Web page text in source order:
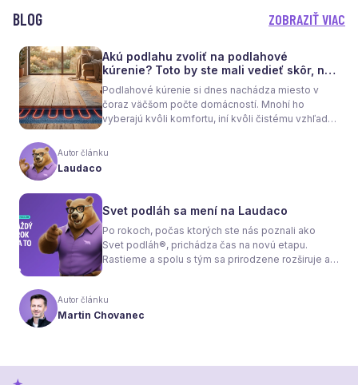
BLOG ZOBRAZIŤ VIAC
Akú podlahu zvoliť na podlahové
kúrenie? Toto by ste mali vedieť skôr, než
sa rozhodnete
Podlahové kúrenie si dnes nachádza miesto v
čoraz väčšom počte domácností. Mnohí ho
vyberajú kvôli komfortu, iní kvôli čistému vzhľadu
nielen na pocit tepla v miestnosti, ale aj na
spotrebu energie a celkové fungovanie kúrenia.
Autor článku
Laudaco
Svet podláh sa mení na Laudaco
Po rokoch, počas ktorých ste nás poznali ako
Svet podláh®, prichádza čas na novú etapu.
Rastieme a spolu s tým sa prirodzene rozširuje aj
vizuálnou identitou. Naším cieľom je, aby každý
váš krok stál za to.
Autor článku
Martin Chovanec